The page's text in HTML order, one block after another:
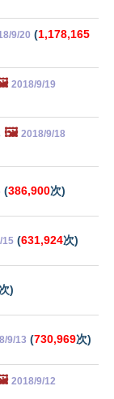
9/20 (1,178,165
2018/9/19
🖼️ 2018/9/18
(386,900次)
15 (631,924次)
)
9/13 (730,969次)
2018/9/12